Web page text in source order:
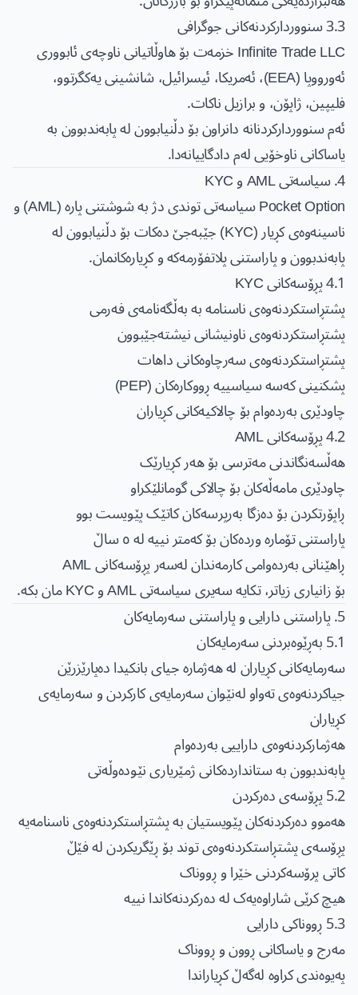
3.3 سنووردارکردنەکانی جوگرافی
Infinite Trade LLC خزمەت بۆ هاوڵاتیانی ناوچەی ئابووری
ئەورووپا (EEA)، ئەمریکا، ئیسرائیل، شانشینی یەکگرتوو،
فلیپین، ژاپۆن، و برازیل ناکات.
ئەم سنووردارکردنانە دانراون بۆ دڵنیابوون لە پابەندبوون بە
یاساکانی ناوخۆیی لەم دادگاییانەدا.
4. سیاسەتی AML و KYC
Pocket Option سیاسەتی توندی دژ بە شوشتنی پارە (AML) و
ناسینەوەی کڕیار (KYC) جێبەجێ دەکات بۆ دڵنیابوون لە
پابەندبوون و پاراستنی پلاتفۆرمەکە و کڕیارەکانمان.
4.1 پڕۆسەکانی KYC
پشتڕاستکردنەوەی ناسنامە بە بەڵگەنامەی فەرمی
پشتڕاستکردنەوەی ناونیشانی نیشتەجێبوون
پشتڕاستکردنەوەی سەرچاوەکانی داهات
پشکنینی کەسە سیاسییە ڕووکارەکان (PEP)
چاودێری بەردەوام بۆ چالاکیەکانی کڕیاران
4.2 پڕۆسەکانی AML
هەڵسەنگاندنی مەترسی بۆ هەر کڕیارێک
چاودێری مامەڵەکان بۆ چالاکی گومانلێکراو
ڕاپۆرتکردن بۆ دەزگا بەرپرسەکان کاتێک پێویست بوو
پاراستنی تۆمارە وردەکان بۆ کەمتر نییە لە ٥ ساڵ
ڕاهێنانی بەردەوامی کارمەندان لەسەر پڕۆسەکانی AML
بۆ زانیاری زیاتر، تکایە سەیریسیاسەتی AML و KYC
مان بکە.
5. پاراستنی دارایی و پاراستنی سەرمایەکان
5.1 بەڕێوەبردنی سەرمایەکان
سەرمایەکانی کڕیاران لە هەژمارە جیای بانکیدا دەپارێزرێن
جیاکردنەوەی تەواو لەنێوان سەرمایەی کارکردن و سەرمایەی
کڕیاران
هەژمارکردنەوەی داراییی بەردەوام
پابەندبوون بە ستانداردەکانی ژمێریاری نێودەوڵەتی
5.2 پڕۆسەی دەرکردن
هەموو دەرکردنەکان پێویستیان بە پشتڕاستکردنەوەی ناسنامەیە
پڕۆسەی پشتڕاستکردنەوەی توند بۆ ڕێگریکردن لە فێڵ
کاتی پرۆسەکردنی خێرا و ڕووناک
هیچ کرێی شاراوەیەک لە دەرکردنەکاندا نییە
5.3 ڕووناکی دارایی
مەرج و یاساکانی ڕوون و ڕووناک
پەیوەندی کراوە لەگەڵ کڕیاراندا